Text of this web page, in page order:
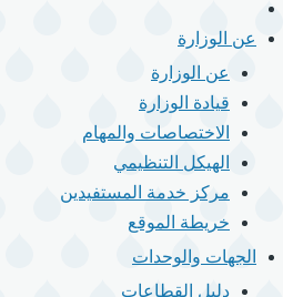
القائمة
الرئيسيةعن الوزارة
عن الوزارة
قيادة الوزارة
الاختصاصات والمهام
الهيكل التنظيمي
مركز خدمة المستفيدين
خريطة الموقع
الجهات والوحدات
دليل القطاعات